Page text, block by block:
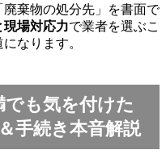
廃棄物の処分先」を書面で
現場対応力で業者を選ぶこ
なります。
でも気を付けた
手続き本音解説